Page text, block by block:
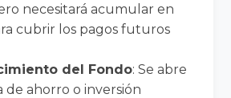
necesitará acumular en
cubrir los pagos futuros
del Fondo: Se abre
de ahorro o inversión